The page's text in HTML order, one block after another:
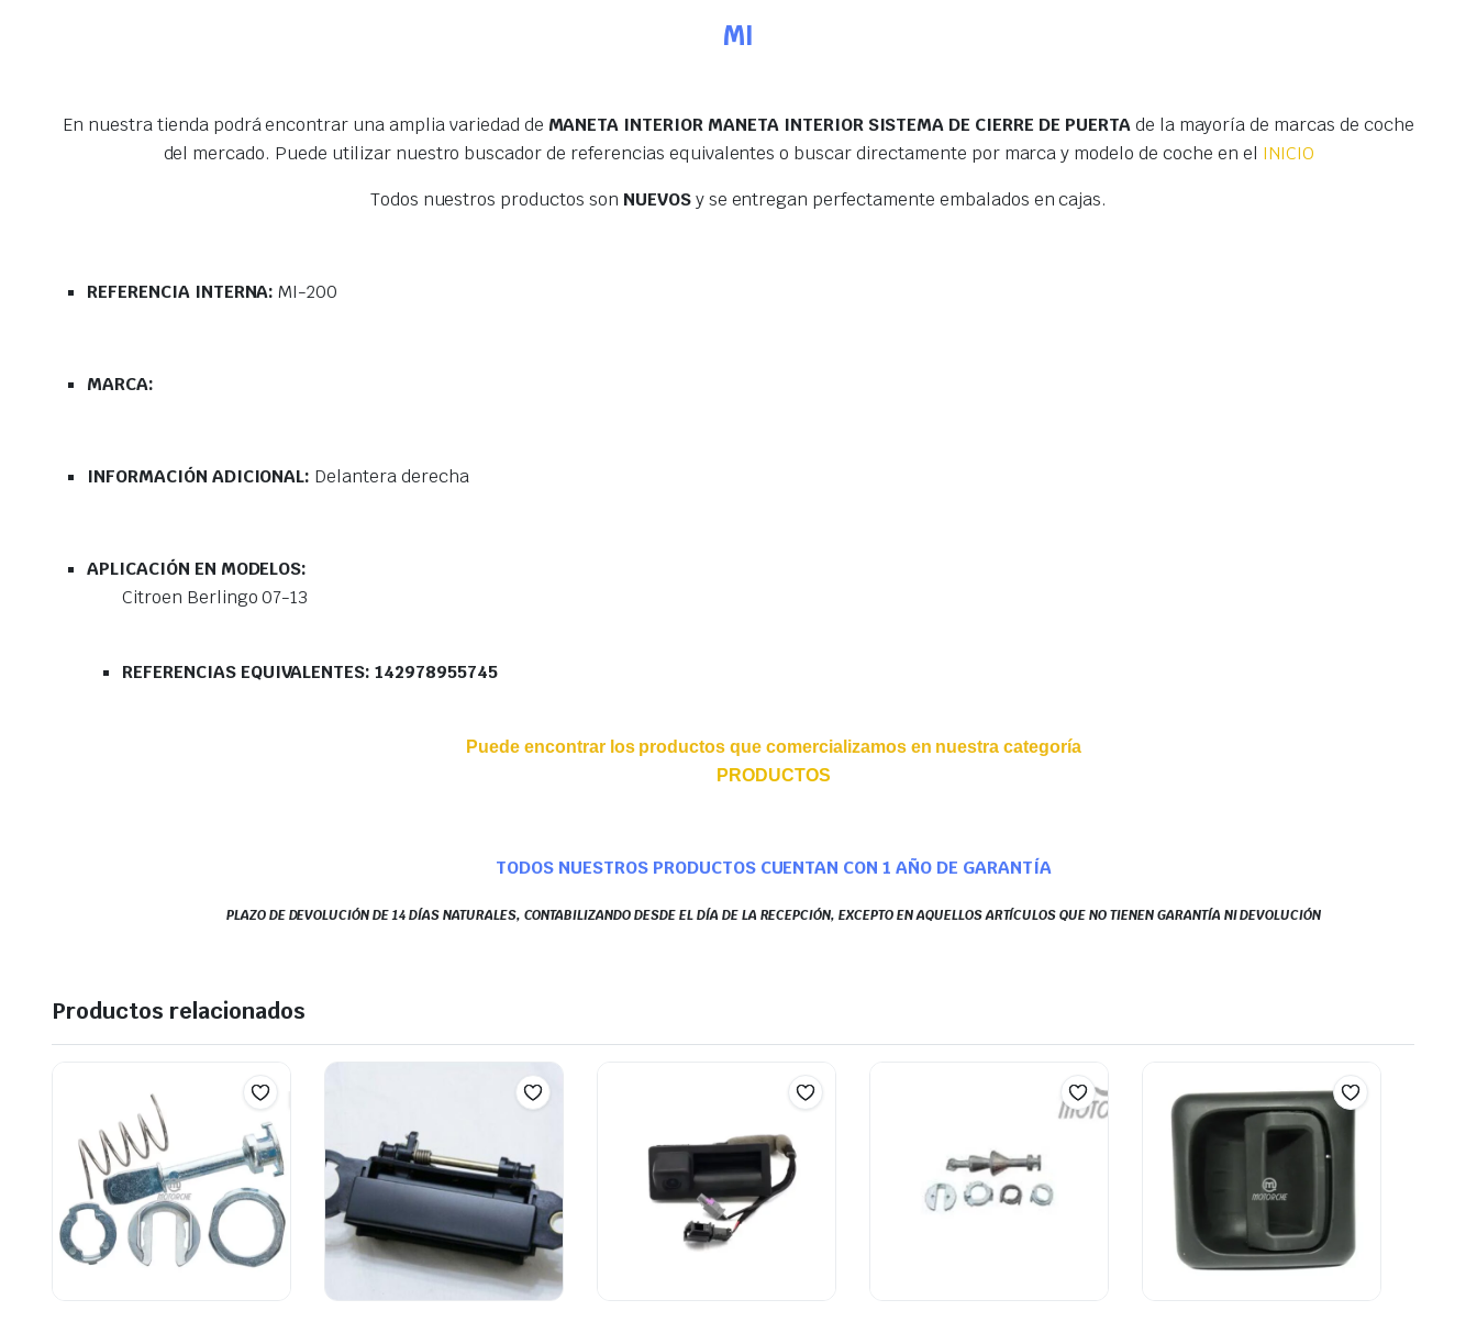
MI
En nuestra tienda podrá encontrar una amplia variedad de MANETA INTERIOR MANETA INTERIOR SISTEMA DE CIERRE DE PUERTAde la mayoría de marcas de coche
del mercado. Puede utilizar nuestro buscador de referencias equivalentes o buscar directamente por marca y modelo de coche en el INICIO
Todos nuestros productos son NUEVOSy se entregan perfectamente embalados en cajas.
REFERENCIA INTERNA:MI-200
MARCA:
INFORMACIÓN ADICIONAL: Delantera derecha
APLICACIÓN EN MODELOS:
Citroen Berlingo 07-13
REFERENCIAS EQUIVALENTES: 142978955745
Puede encontrar los productos que comercializamos en nuestra categoría
PRODUCTOS
TODOS NUESTROS PRODUCTOS CUENTAN CON 1 AÑO DE GARANTÍA
PLAZO DE DEVOLUCIÓN DE 14 DÍAS NATURALES, CONTABILIZANDO DESDE EL DÍA DE LA RECEPCIÓN, EXCEPTO EN AQUELLOS ARTÍCULOS QUE NO TIENEN GARANTÍA NI DEVOLUCIÓN
Productos relacionados